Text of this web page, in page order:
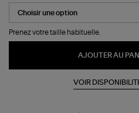
Prenez votre taille habituelle.
AJOUTER AU
VOIR